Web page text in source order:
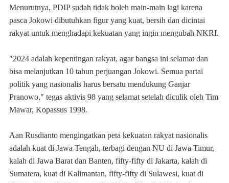
Menurutnya, PDIP sudah tidak boleh main-main lagi karena
pasca Jokowi dibutuhkan figur yang kuat, bersih dan dicintai
rakyat untuk menghadapi kekuatan yang ingin mengubah NKRI.
"2024 adalah kepentingan rakyat, agar bangsa ini selamat dan
bisa melanjutkan 10 tahun perjuangan Jokowi. Semua partai
politik yang nasionalis harus bersatu mendukung Ganjar
Pranowo," tegas aktivis 98 yang selamat setelah diculik oleh Tim
Mawar, Kopassus 1998.
Aan Rusdianto mengingatkan peta kekuatan rakyat nasionalis
adalah kuat di Jawa Tengah, terbagi dengan NU di Jawa Timur,
kalah di Jawa Barat dan Banten, fifty-fifty di Jakarta, kalah di
Sumatera, kuat di Kalimantan, fifty-fifty di Sulawesi, kuat di